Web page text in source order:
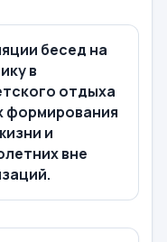
бесед на
в
отдыха
формирования
и
вне